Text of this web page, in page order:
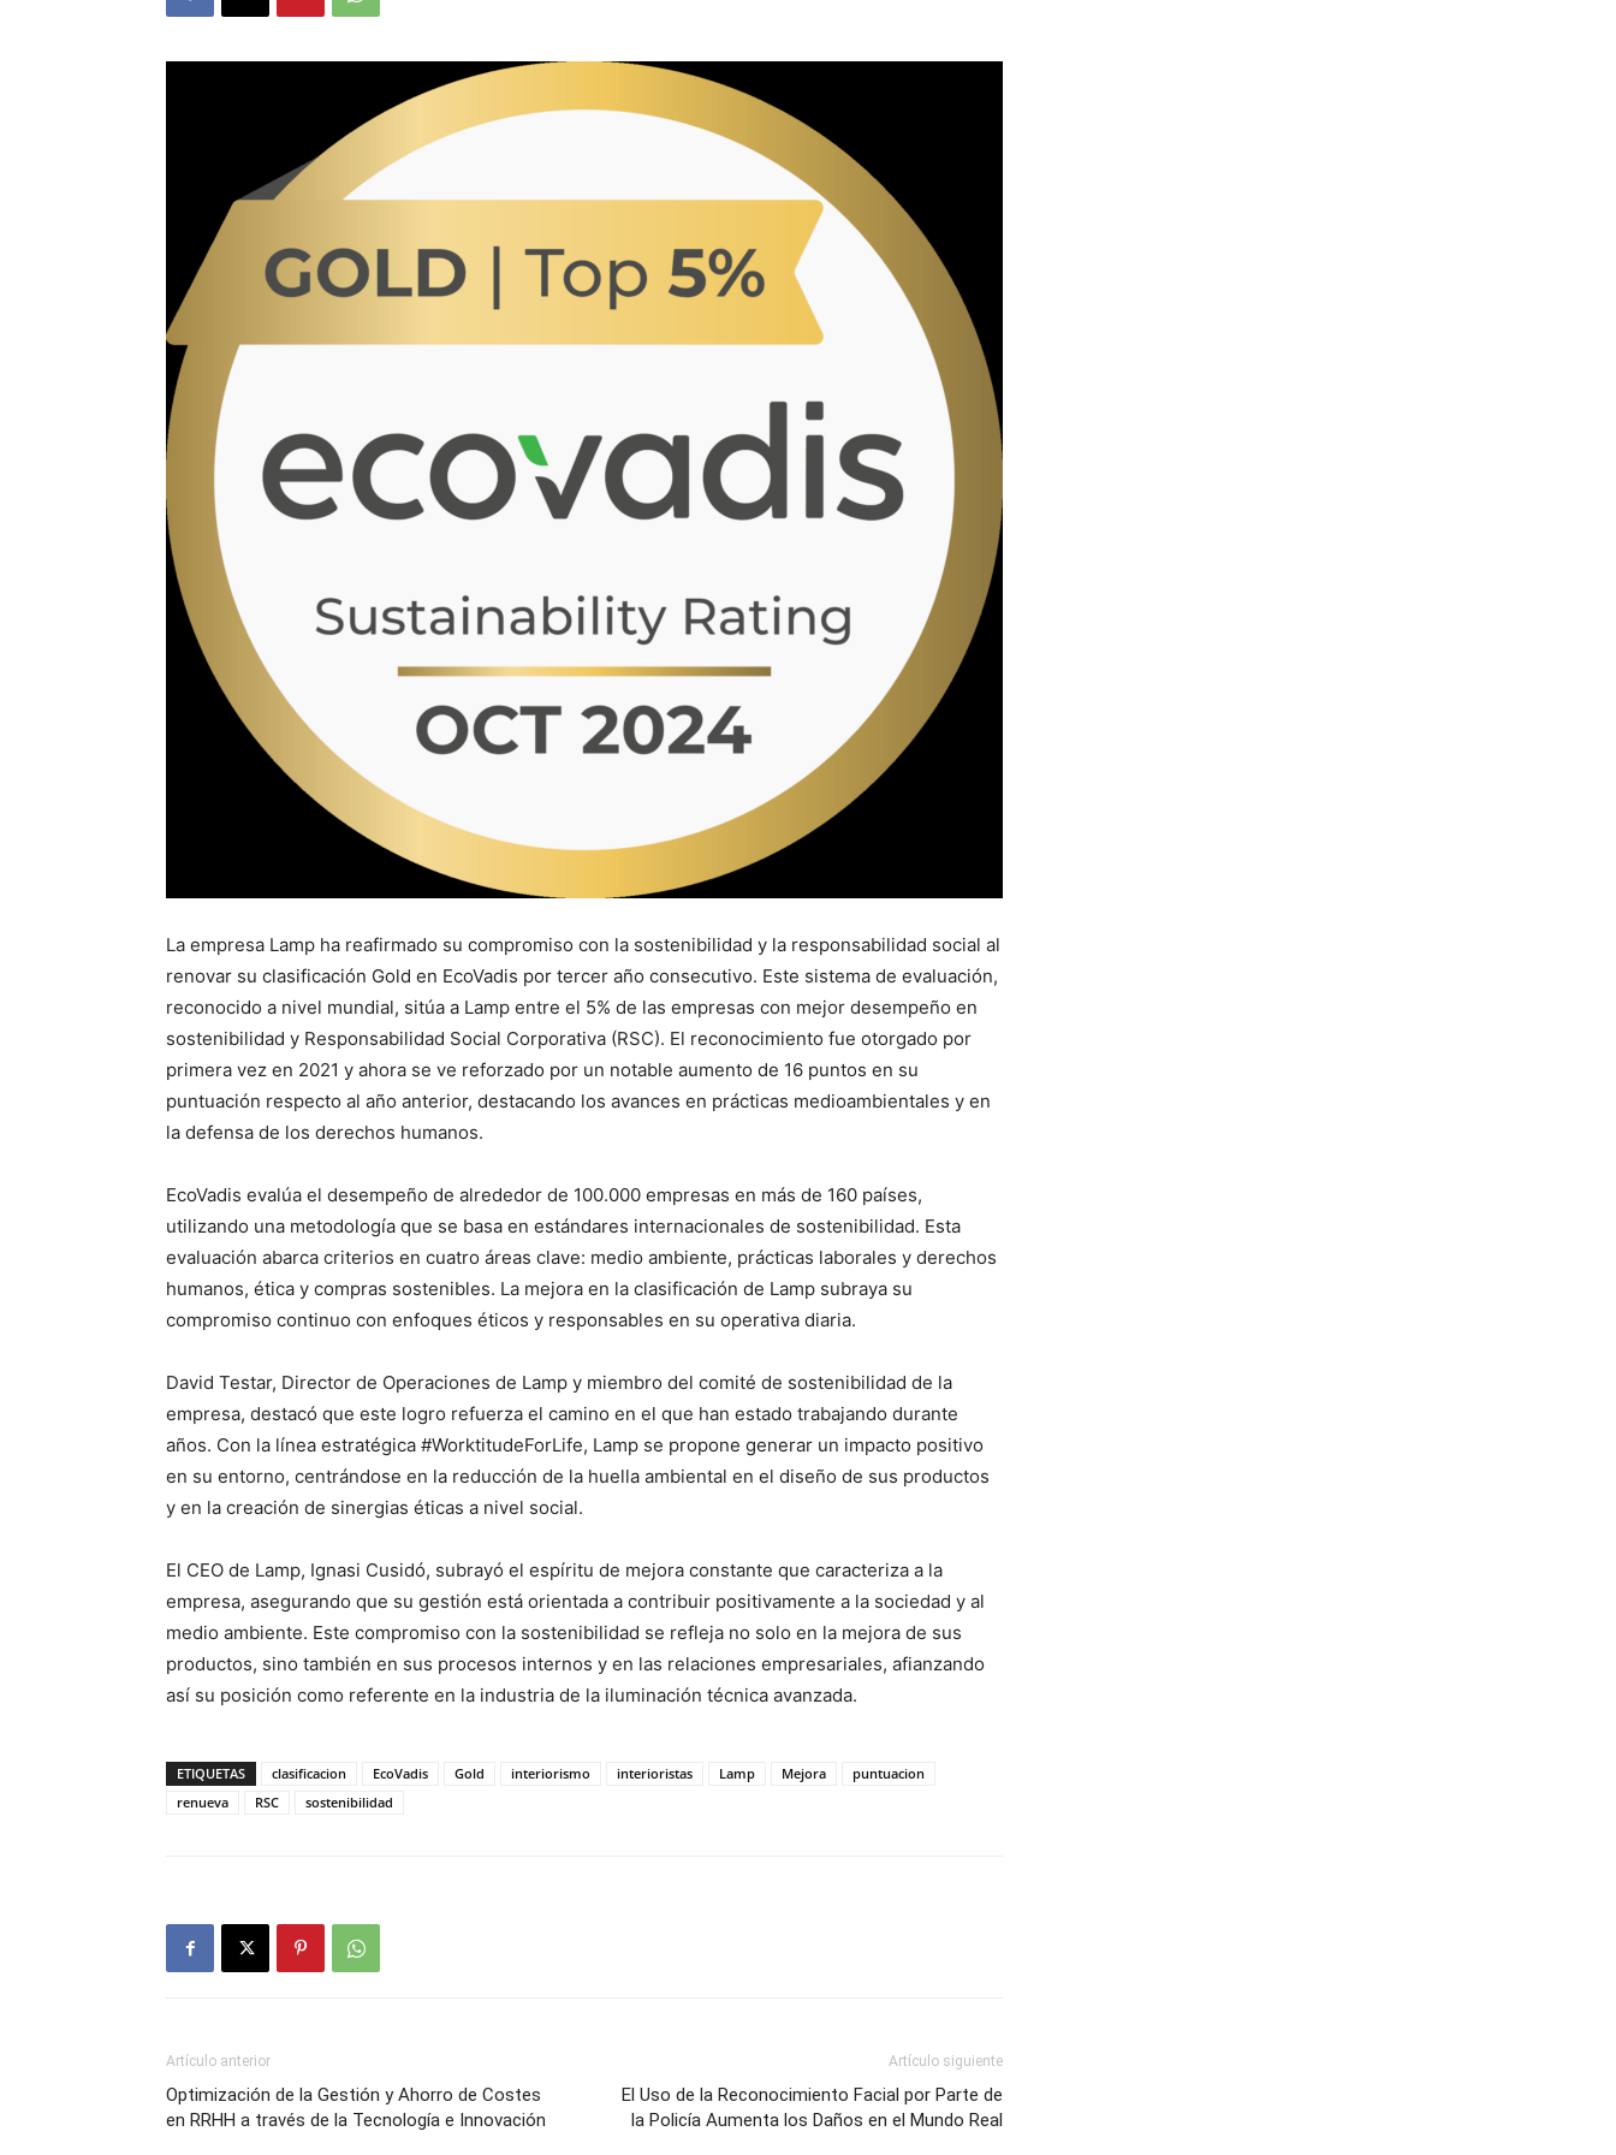
La empresa Lamp ha reafirmado su compromiso con la sostenibilidad y la responsabilidad social al
renovar su clasificación Gold en EcoVadis por tercer año consecutivo. Este sistema de evaluación,
reconocido a nivel mundial, sitúa a Lamp entre el 5% de las empresas con mejor desempeño en
sostenibilidad y Responsabilidad Social Corporativa (RSC). El reconocimiento fue otorgado por
primera vez en 2021 y ahora se ve reforzado por un notable aumento de 16 puntos en su
puntuación respecto al año anterior, destacando los avances en prácticas medioambientales y en
la defensa de los derechos humanos.
EcoVadis evalúa el desempeño de alrededor de 100.000 empresas en más de 160 países,
utilizando una metodología que se basa en estándares internacionales de sostenibilidad. Esta
evaluación abarca criterios en cuatro áreas clave: medio ambiente, prácticas laborales y derechos
humanos, ética y compras sostenibles. La mejora en la clasificación de Lamp subraya su
compromiso continuo con enfoques éticos y responsables en su operativa diaria.
David Testar, Director de Operaciones de Lamp y miembro del comité de sostenibilidad de la
empresa, destacó que este logro refuerza el camino en el que han estado trabajando durante
años. Con la línea estratégica #WorktitudeForLife, Lamp se propone generar un impacto positivo
en su entorno, centrándose en la reducción de la huella ambiental en el diseño de sus productos
y en la creación de sinergias éticas a nivel social.
El CEO de Lamp, Ignasi Cusidó, subrayó el espíritu de mejora constante que caracteriza a la
empresa, asegurando que su gestión está orientada a contribuir positivamente a la sociedad y al
medio ambiente. Este compromiso con la sostenibilidad se refleja no solo en la mejora de sus
productos, sino también en sus procesos internos y en las relaciones empresariales, afianzando
así su posición como referente en la industria de la iluminación técnica avanzada.
ETIQUETAS clasificacion EcoVadis Gold interiorismo interioristas Lamp Mejora
puntuacion
renueva
RSC sostenibilidad
Artículo anterior
Optimización de la Gestión y Ahorro de Costes
en RRHH a través de la Tecnología e Innovación
Artículo siguiente
El Uso de la Reconocimiento Facial por Parte de
la Policía Aumenta los Daños en el Mundo Real